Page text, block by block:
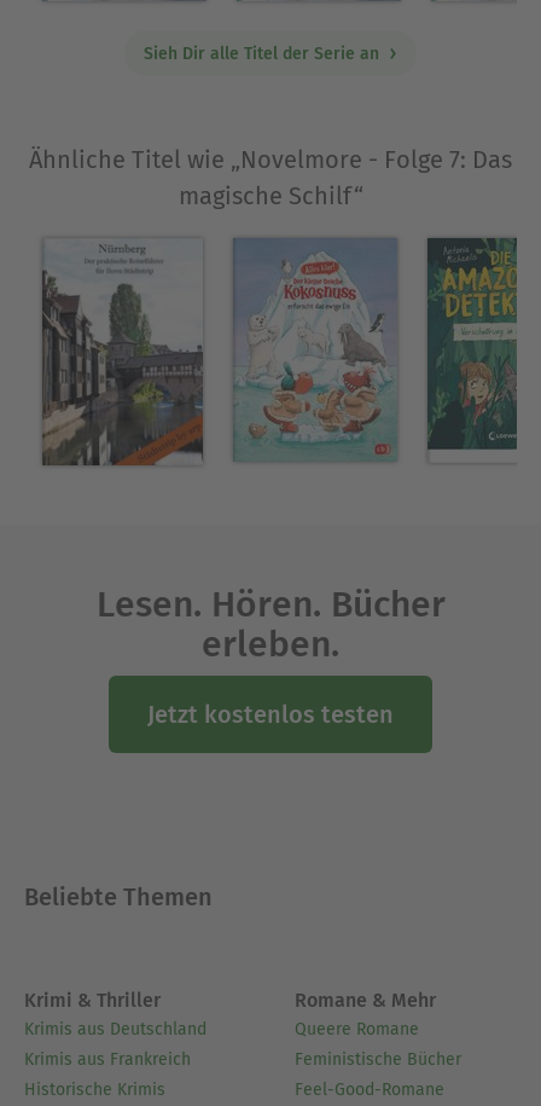
Sieh Dir alle Titel der Serie an
Ähnliche Titel wie „Novelmore - Folge 7: Das
magische Schilf“
Lesen. Hören. Bücher
erleben.
Jetzt kostenlos testen
Beliebte Themen
Krimi & Thriller
Krimis aus Deutschland
Krimis aus Frankreich
Historische Krimis
Romane & Mehr
Queere Romane
Feministische Bücher
Feel-Good-Romane